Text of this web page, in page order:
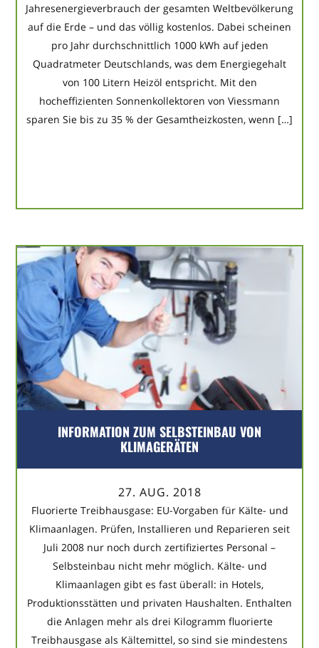
Jahresenergieverbrauch der gesamten Weltbevölkerung
auf die Erde – und das völlig kostenlos. Dabei scheinen
pro Jahr durchschnittlich 1000 kWh auf jeden
Quadratmeter Deutschlands, was dem Energiegehalt
von 100 Litern Heizöl entspricht. Mit den
hocheffizienten Sonnenkollektoren von Viessmann
sparen Sie bis zu 35 % der Gesamtheizkosten, wenn […]
INFORMATION ZUM SELBSTEINBAU VON
KLIMAGERÄTEN
27. AUG. 2018
Fluorierte Treibhausgase: EU-Vorgaben für Kälte- und
Klimaanlagen. Prüfen, Installieren und Reparieren seit
Juli 2008 nur noch durch zertifiziertes Personal –
Selbsteinbau nicht mehr möglich. Kälte- und
Klimaanlagen gibt es fast überall: in Hotels,
Produktionsstätten und privaten Haushalten. Enthalten
die Anlagen mehr als drei Kilogramm fluorierte
Treibhausgase als Kältemittel, so sind sie mindestens